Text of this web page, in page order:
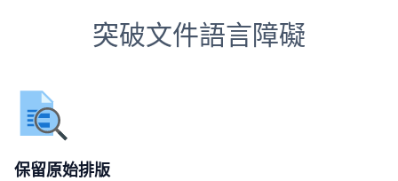
突破文件語言障礙
保留原始排版